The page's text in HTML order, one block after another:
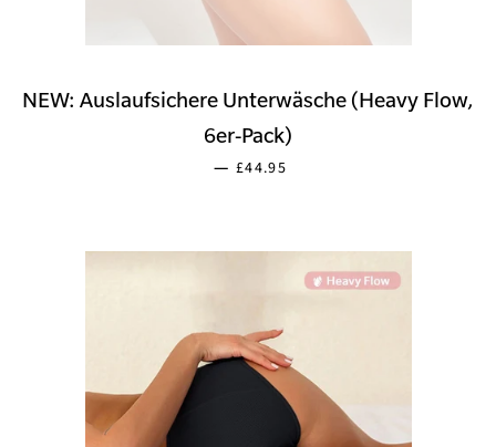
NEW: Auslaufsichere Unterwäsche (Heavy Flow,
6er-Pack)
— SONDERPREIS
£44.95